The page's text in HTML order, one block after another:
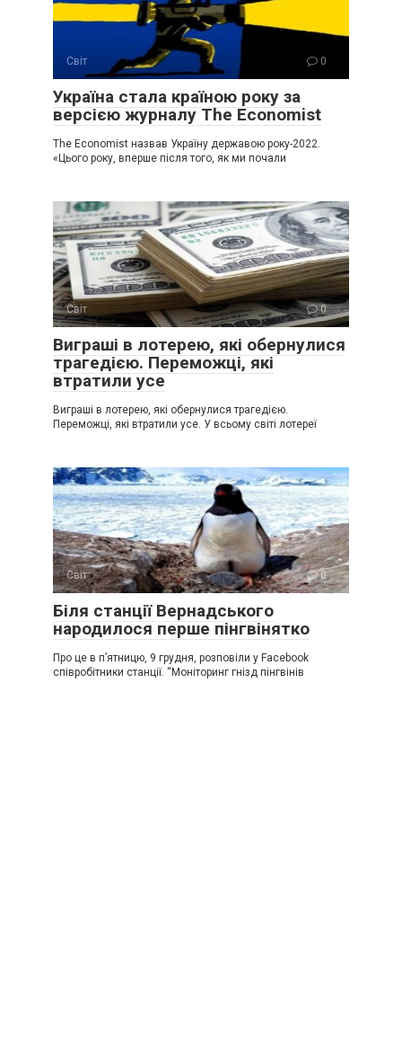
Світ 0
Україна стала країною року за
версією журналу The Economist
The Economist назвав Україну державою року-2022.
«Цього року, вперше після того, як ми почали
Світ 0
Виграші в лотерею, які обернулися
трагедією. Переможці, які
втратили усе
Виграші в лотерею, які обернулися трагедією.
Переможці, які втратили усе. У всьому світі лотереї
Світ 0
Біля станції Вернадського
народилося перше пінгвінятко
Про це в п’ятницю, 9 грудня, розповіли у Facebook
співробітники станції. “Моніторинг гнізд пінгвінів